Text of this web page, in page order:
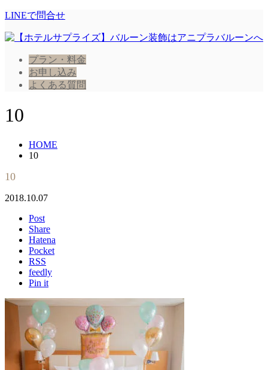
LINEで問合せ
プラン・料金
お申し込み
よくある質問
10
HOME
10
10
2018.10.07
Post
Share
Hatena
Pocket
RSS
feedly
Pin it